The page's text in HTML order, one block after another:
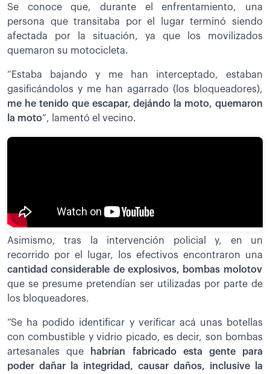
Se conoce que, durante el enfrentamiento, una
persona que transitaba por el lugar terminó siendo
afectada por la situación, ya que los movilizados
quemaron su motocicleta.
“Estaba bajando y me han interceptado, estaban
gasificándolos y me han agarrado (los bloqueadores),
me he tenido que escapar, dejándo la moto, quemaron
la moto”, lamentó el vecino.
Asimismo, tras la intervención policial y, en un
recorrido por el lugar, los efectivos encontraron una
cantidad considerable de explosivos, bombas molotov
que se presume pretendían ser utilizadas por parte de
los bloqueadores.
“Se ha podido identificar y verificar acá unas botellas
con combustible y vidrio picado, es decir, son bombas
artesanales que
habrían fabricado esta gente para
poder dañar la integridad, causar daños, inclusive la